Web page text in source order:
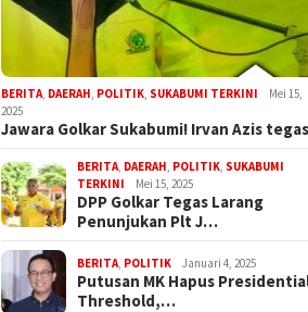
BERITA DAERAH POLITIK SUKABUMI TERKINI
Mei 15,
2025
Jawara Golkar Sukabumi! Irvan Azis
BERITA DAERAH POLITIK SUKABUMI
TERKINI
Mei 15, 2025
DPP Golkar Tegas Larang
Penunjukan Plt J…
BERITA POLITIK Januari 4, 2025
Putusan MK Hapus
Threshold,…